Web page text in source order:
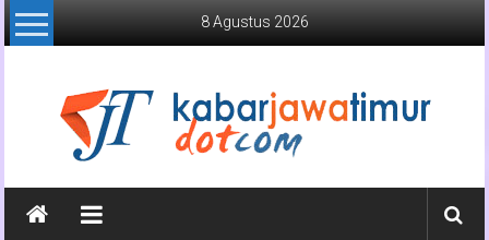
Lompat
ke
8 Agustus 2026
Kabar
Jawa